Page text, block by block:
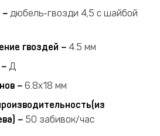
– дюбель-гвозди 4,5 с шайбой
гвоздей – 4.5 мм
– Д
– 6.8x18 мм
– 50 забивок/час